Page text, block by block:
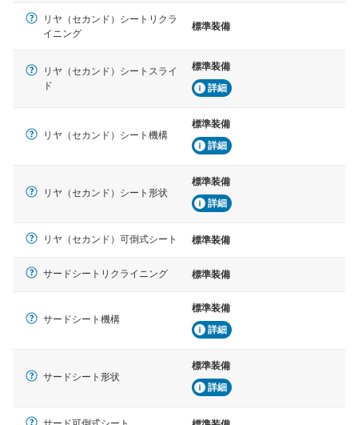
リヤ（セカンド）シートリクラ
イニング
標準装備
リヤ（セカンド）シートスライ
ド
標準装備
詳細
リヤ（セカンド）シート機構
標準装備
詳細
リヤ（セカンド）シート形状
標準装備
詳細
リヤ（セカンド）可倒式シート 標準装備
サードシートリクライニング 標準装備
サードシート機構
標準装備
詳細
サードシート形状
標準装備
詳細